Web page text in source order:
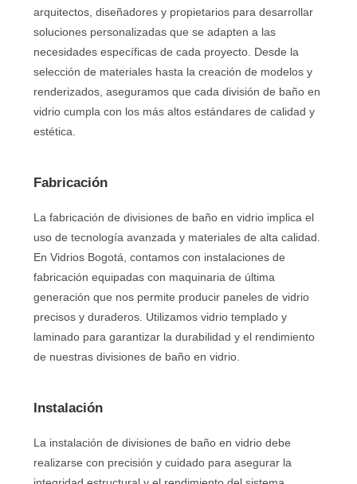
arquitectos, diseñadores y propietarios para desarrollar
soluciones personalizadas que se adapten a las
necesidades específicas de cada proyecto. Desde la
selección de materiales hasta la creación de modelos y
renderizados, aseguramos que cada división de baño en
vidrio cumpla con los más altos estándares de calidad y
estética.
Fabricación
La fabricación de divisiones de baño en vidrio implica el
uso de tecnología avanzada y materiales de alta calidad.
En Vidrios Bogotá, contamos con instalaciones de
fabricación equipadas con maquinaria de última
generación que nos permite producir paneles de vidrio
precisos y duraderos. Utilizamos vidrio templado y
laminado para garantizar la durabilidad y el rendimiento
de nuestras divisiones de baño en vidrio.
Instalación
La instalación de divisiones de baño en vidrio debe
realizarse con precisión y cuidado para asegurar la